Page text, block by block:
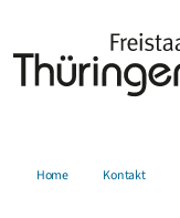
Home Kontakt